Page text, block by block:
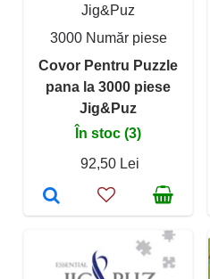
Jig&Puz
3000 Număr piese
Covor Pentru Puzzle
pana la 3000 piese
Jig&Puz
În stoc (3)
92,50 Lei